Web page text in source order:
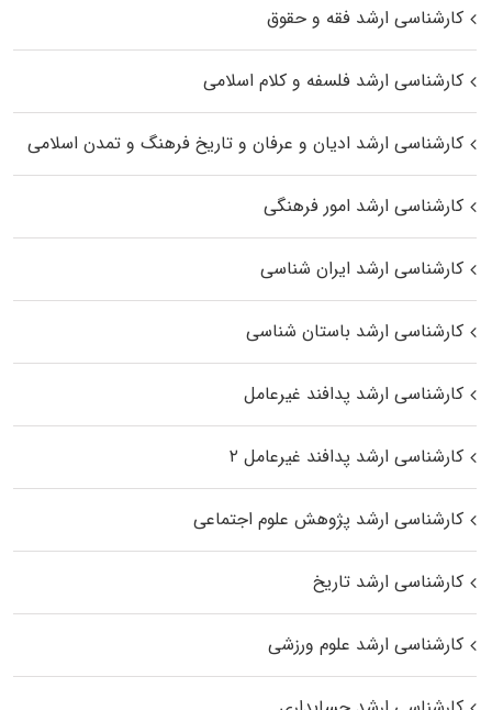
کارشناسی ارشد فقه و حقوق
کارشناسی ارشد فلسفه و کلام اسلامی
کارشناسی ارشد ادیان و عرفان و تاریخ فرهنگ و تمدن اسلامی
کارشناسی ارشد امور فرهنگی
کارشناسی ارشد ایران شناسی
کارشناسی ارشد باستان شناسی
کارشناسی ارشد پدافند غیرعامل
کارشناسی ارشد پدافند غیرعامل ۲
کارشناسی ارشد پژوهش علوم اجتماعی
کارشناسی ارشد تاریخ
کارشناسی ارشد علوم ورزشی